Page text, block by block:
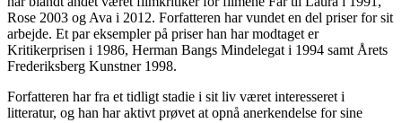
Rose 2003 og Ava i 2012. Forfatteren har vundet en del priser for sit
arbejde. Et par eksempler på priser han har modtaget er
Kritikerprisen i 1986, Herman Bangs Mindelegat i 1994 samt Årets
Frederiksberg Kunstner 1998.
Forfatteren har fra et tidligt stadie i sit liv været interesseret i
litteratur, og han har aktivt prøvet at opnå anerkendelse for sine